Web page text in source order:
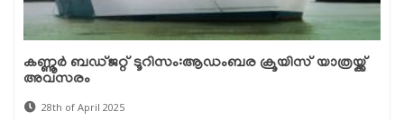
കണ്ണൂർ ബഡ്ജറ്റ് ടൂറിസം:ആഡംബര ക്രൂയിസ് യാത്രയ്ക്ക്
അവസരം
28th of April 2025